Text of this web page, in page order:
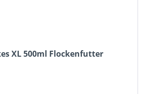
XL 500ml Flockenfutter